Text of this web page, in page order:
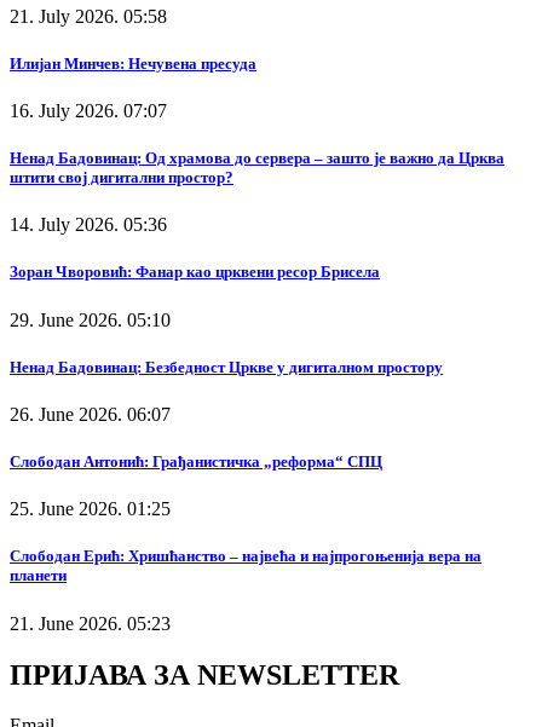
21. July 2026. 05:58
Илијан Минчев: Нечувена пресуда
16. July 2026. 07:07
Ненад Бадовинац: Од храмова до сервера – зашто је важно да Црква
штити свој дигитални простор?
14. July 2026. 05:36
Зоран Чворовић: Фанар као црквени ресор Брисела
29. June 2026. 05:10
Ненад Бадовинац: Безбедност Цркве у дигиталном простору
26. June 2026. 06:07
Слободан Антонић: Грађанистичка „реформа“ СПЦ
25. June 2026. 01:25
Слободан Ерић: Хришћанство – највећа и најпрогоњенија вера на
планети
21. June 2026. 05:23
ПРИЈАВА ЗА NEWSLETTER